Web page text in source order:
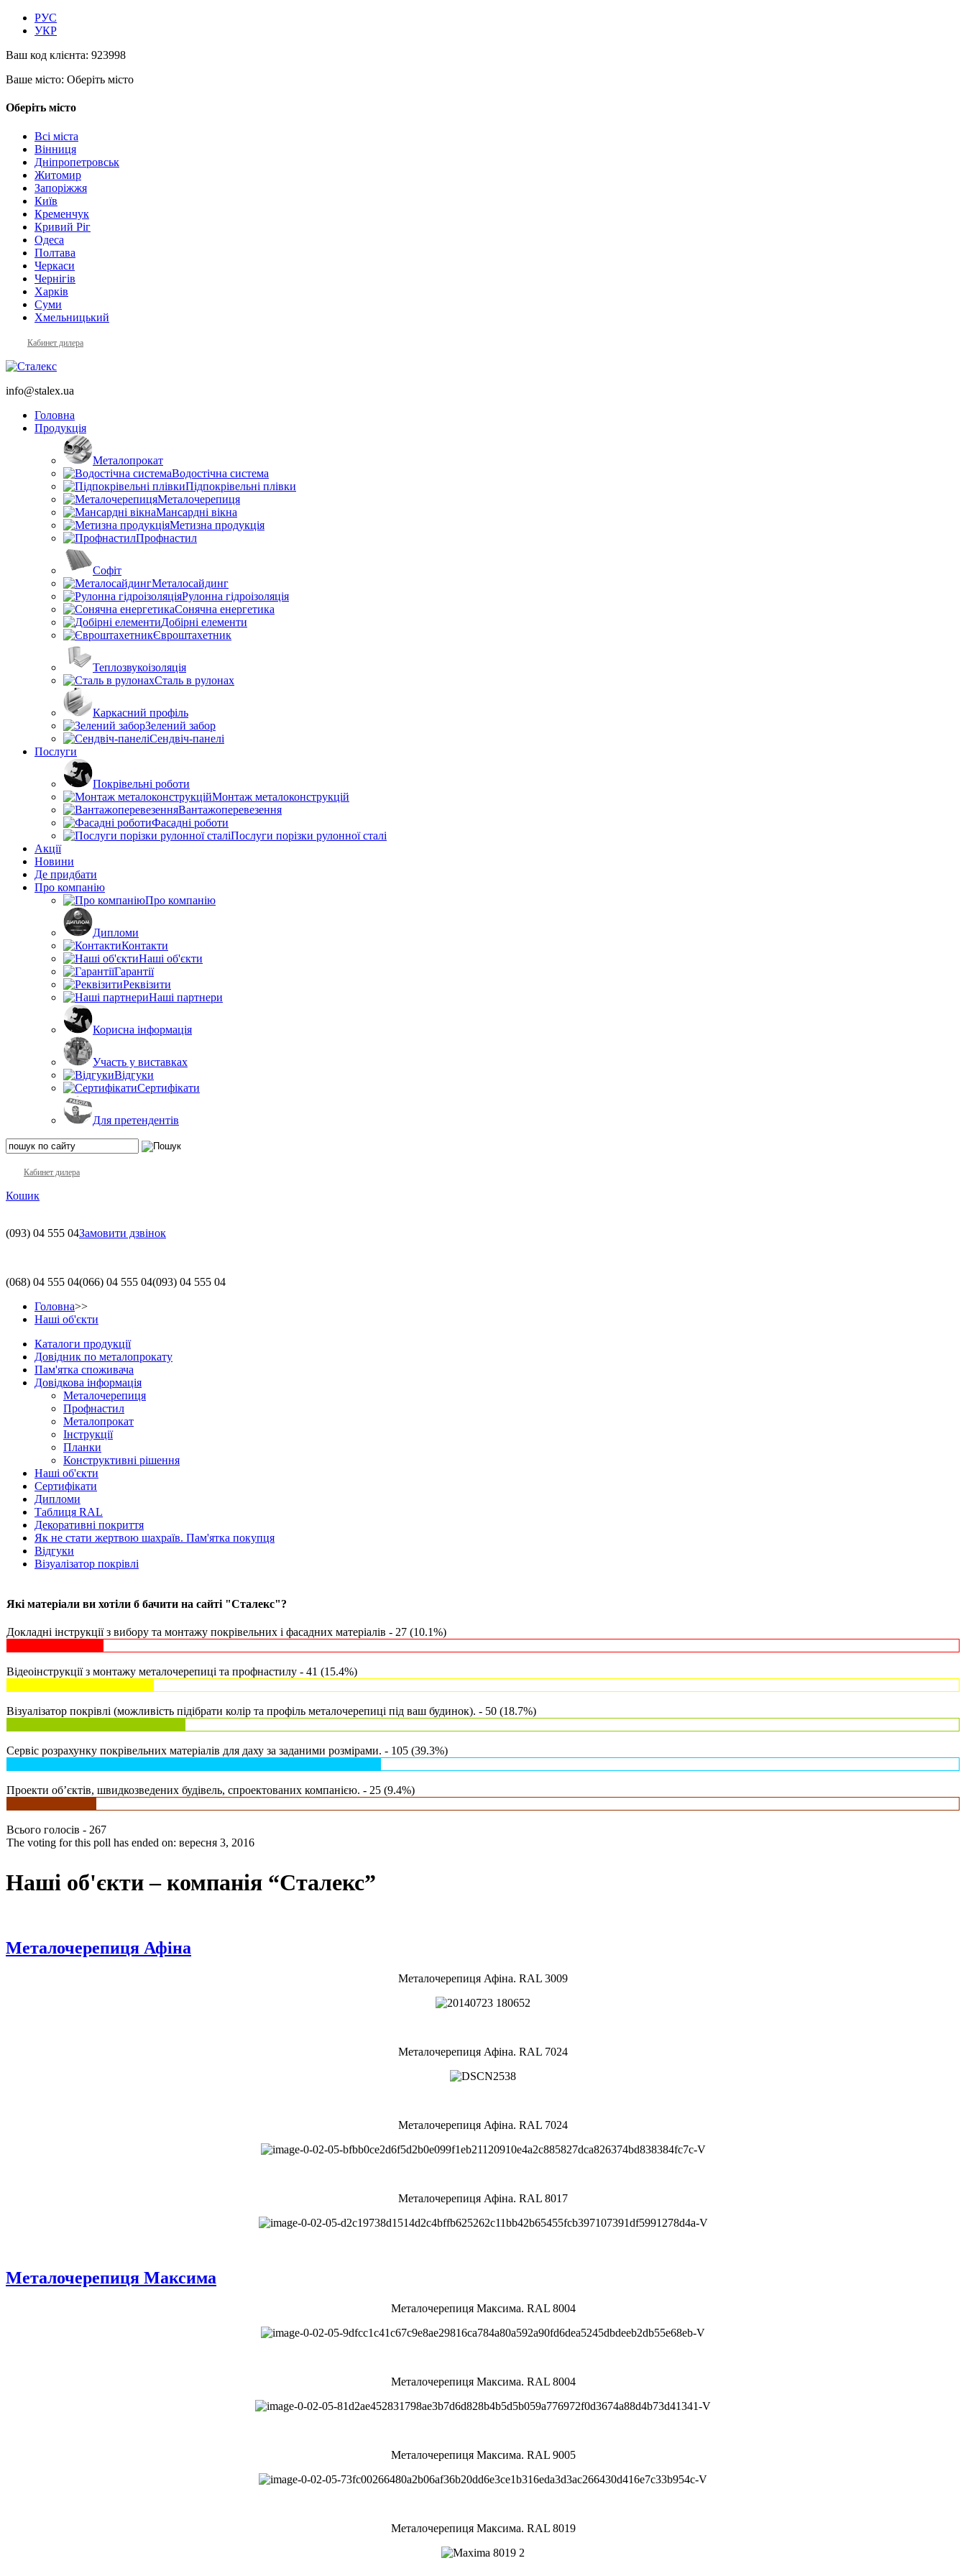
РУС
УКР
Ваш код клієнта: 923998
Ваше місто: Оберіть місто
Оберіть місто
Всі міста
Вінниця
Дніпропетровськ
Житомир
Запоріжжя
Київ
Кременчук
Кривий Ріг
Одеса
Полтава
Черкаси
Чернігів
Харків
Суми
Хмельницький
Кабинет дилера
info@stalex.ua
Головна
Продукція
Металопрокат
Водостічна система
Підпокрівельні плівки
Металочерепиця
Мансардні вікна
Метизна продукція
Профнастил
Софіт
Металосайдинг
Рулонна гідроізоляція
Сонячна енергетика
Добірні елементи
Євроштахетник
Теплозвукоізоляція
Сталь в рулонах
Каркасний профіль
Зелений забор
Сендвіч-панелі
Послуги
Покрівельні роботи
Монтаж металоконструкцій
Вантажоперевезення
Фасадні роботи
Послуги порізки рулонної сталі
Акції
Новини
Де придбати
Про компанію
Про компанію
Дипломи
Контакти
Наші об'єкти
Гарантії
Реквізити
Наші партнери
Корисна інформація
Участь у виставках
Відгуки
Сертифікати
Для претендентів
Кабинет дилера
Кошик
(093) 04 555 04Замовити дзвінок
(068) 04 555 04(066) 04 555 04(093) 04 555 04
Головна>>
Наші об'єкти
Каталоги продукції
Довідник по металопрокату
Пам'ятка споживача
Довідкова інформація
Металочерепиця
Профнастил
Металопрокат
Інструкції
Планки
Конструктивні рішення
Наші об'єкти
Сертифікати
Дипломи
Таблиця RAL
Декоративні покриття
Як не стати жертвою шахраїв. Пам'ятка покупця
Відгуки
Візуалізатор покрівлі
Які матеріали ви хотіли б бачити на сайті "Сталекс"?
Докладні інструкції з вибору та монтажу покрівельних і фасадних матеріалів - 27 (10.1%)
Відеоінструкції з монтажу металочерепиці та профнастилу - 41 (15.4%)
Візуалізатор покрівлі (можливість підібрати колір та профіль металочерепиці під ваш будинок). - 50 (18.7%)
Сервіс розрахунку покрівельних матеріалів для даху за заданими розмірами. - 105 (39.3%)
Проекти об’єктів, швидкозведених будівель, спроектованих компанією. - 25 (9.4%)
Всього голосів - 267
The voting for this poll has ended on: вересня 3, 2016
Наші об'єкти – компанія “Сталекс”
Металочерепиця Афіна
Металочерепиця Афіна. RAL 3009
Металочерепиця Афіна. RAL 7024
Металочерепиця Афіна. RAL 7024
Металочерепиця Афіна. RAL 8017
Металочерепиця Максима
Металочерепиця Максима. RAL 8004
Металочерепиця Максима. RAL 8004
Металочерепиця Максима. RAL 9005
Металочерепиця Максима. RAL 8019